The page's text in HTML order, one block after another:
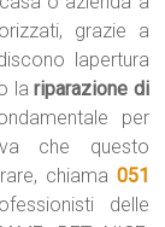
grazie a
lapertura
lariparazione di
per
che questo
chiama 051
delle